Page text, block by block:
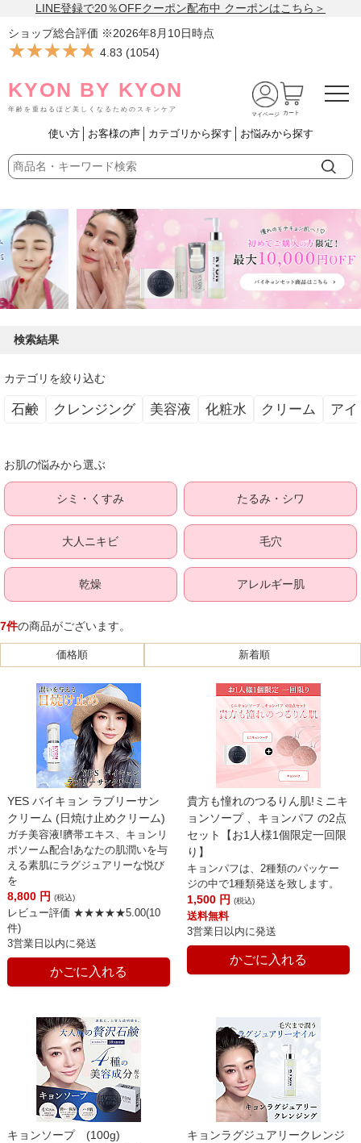
LINE登録で20％OFFクーポン配布中 クーポンはこちら＞
ショップ総合評価 ※2026年8月10日時点
★★★★★
★★★★★ 4.83 (1054)
KYON BY KYON
年齢を重ねるほど美しくなるためのスキンケア
マイページ カート
使い方 お客様の声 カテゴリから探す お悩みから探す
検索結果
カテゴリを絞り込む
石鹸 クレンジング 美容液 化粧水 クリーム ア
お肌の悩みから選ぶ
シミ・くすみ たるみ・シワ
大人ニキビ 毛穴
乾燥 アレルギー肌
7件の商品がございます。
価格順 新着順
YES バイキョン ラブリーサン
クリーム (日焼け止めクリーム)
ガチ美容液!臍帯エキス、キョンリ
ポソーム配合!あなたの肌潤いを与
える素肌にラグジュアリーな悦び
を
8,800 円 (税込)
レビュー評価 ★★★★★5.00(10
件)
3営業日以内に発送
かごに入れる
貴方も憧れのつるりん肌!ミニキ
ョンソープ 、キョンパフ の2点
セット【お1人様1個限定一回限
り】
キョンパフは、2種類のパッケー
ジの中で1種類発送を致します。
1,500 円(税込)
送料無料
3営業日以内に発送
かごに入れる
キョンソープ (100g)
キョンラグジュアリークレンジ